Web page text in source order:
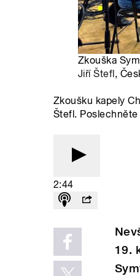
Zkouška
Jiří Štefl,
Zkoušku kapely
Štefl.
2:44
19.